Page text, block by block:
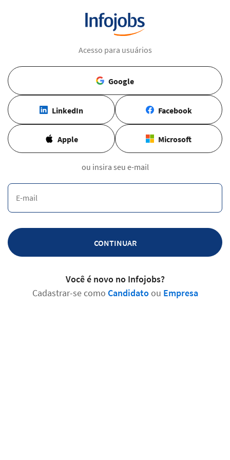
Acesso para usuários
Google
LinkedIn Facebook
Apple Microsoft
ou insira seu e-mail
CONTINUAR
Você é novo no Infojobs?
Cadastrar-se como Candidatoou Empresa